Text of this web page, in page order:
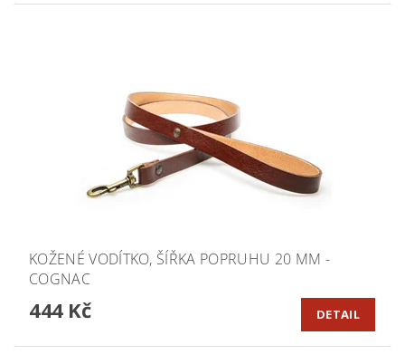
KOŽENÉ VODÍTKO, ŠÍŘKA POPRUHU 20 MM -
COGNAC
444 Kč DETAIL